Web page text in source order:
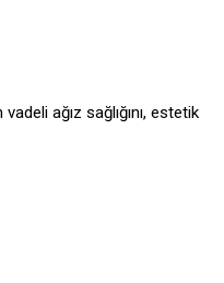
ağız sağlığını, estetik